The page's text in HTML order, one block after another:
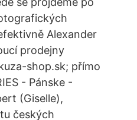
Alexander
prodejny
shop.sk; přímo
- Pánske -
(Giselle),
českých